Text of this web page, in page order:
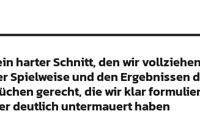
harter Schnitt, den wir
Spielweise und den Ergebnissen
gerecht, die wir klar
deutlich untermauert haben